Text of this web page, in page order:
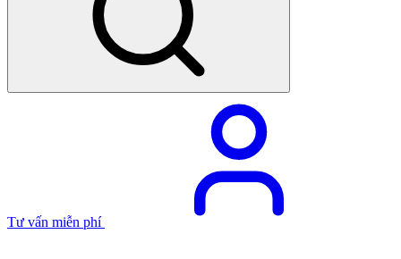
Tư vấn miễn phí